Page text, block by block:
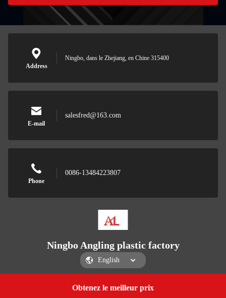
Obtenez le meilleur prix
Address
Ningbo, dans le Zhejiang, en Chine 315400
E-mail
salesfred@163.com
Phone
0086-13484223807
Ningbo Angling plastic factory
Ningbo Angling plastic factory
Get a Quote